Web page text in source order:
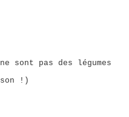
sont pas des légumes
!)